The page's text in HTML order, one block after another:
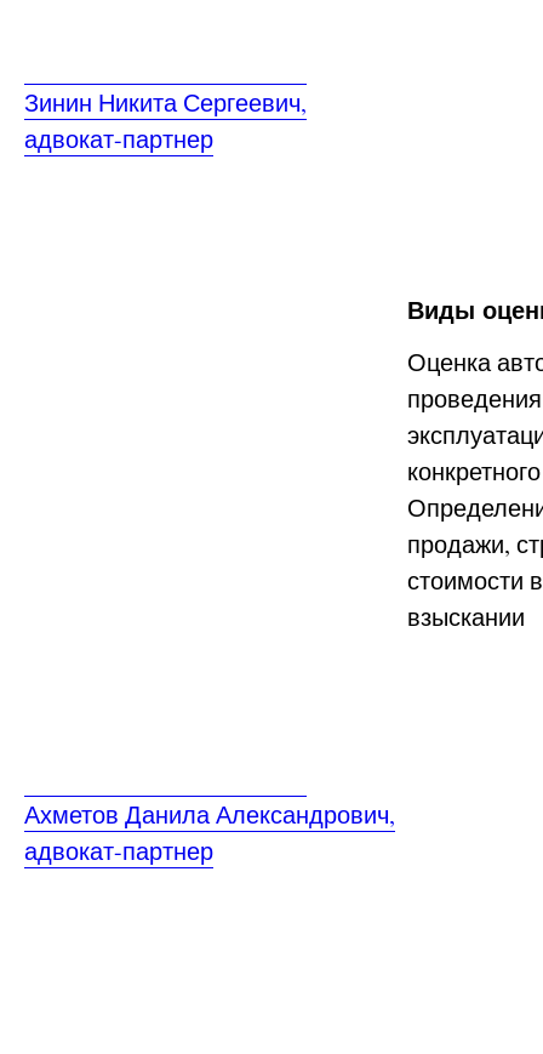
Зинин Никита Сергеевич,
адвокат-партнер
Ахметов Данила Александрович,
адвокат-партнер
Виды
Оценка
продажи,
стоимости
взыскании